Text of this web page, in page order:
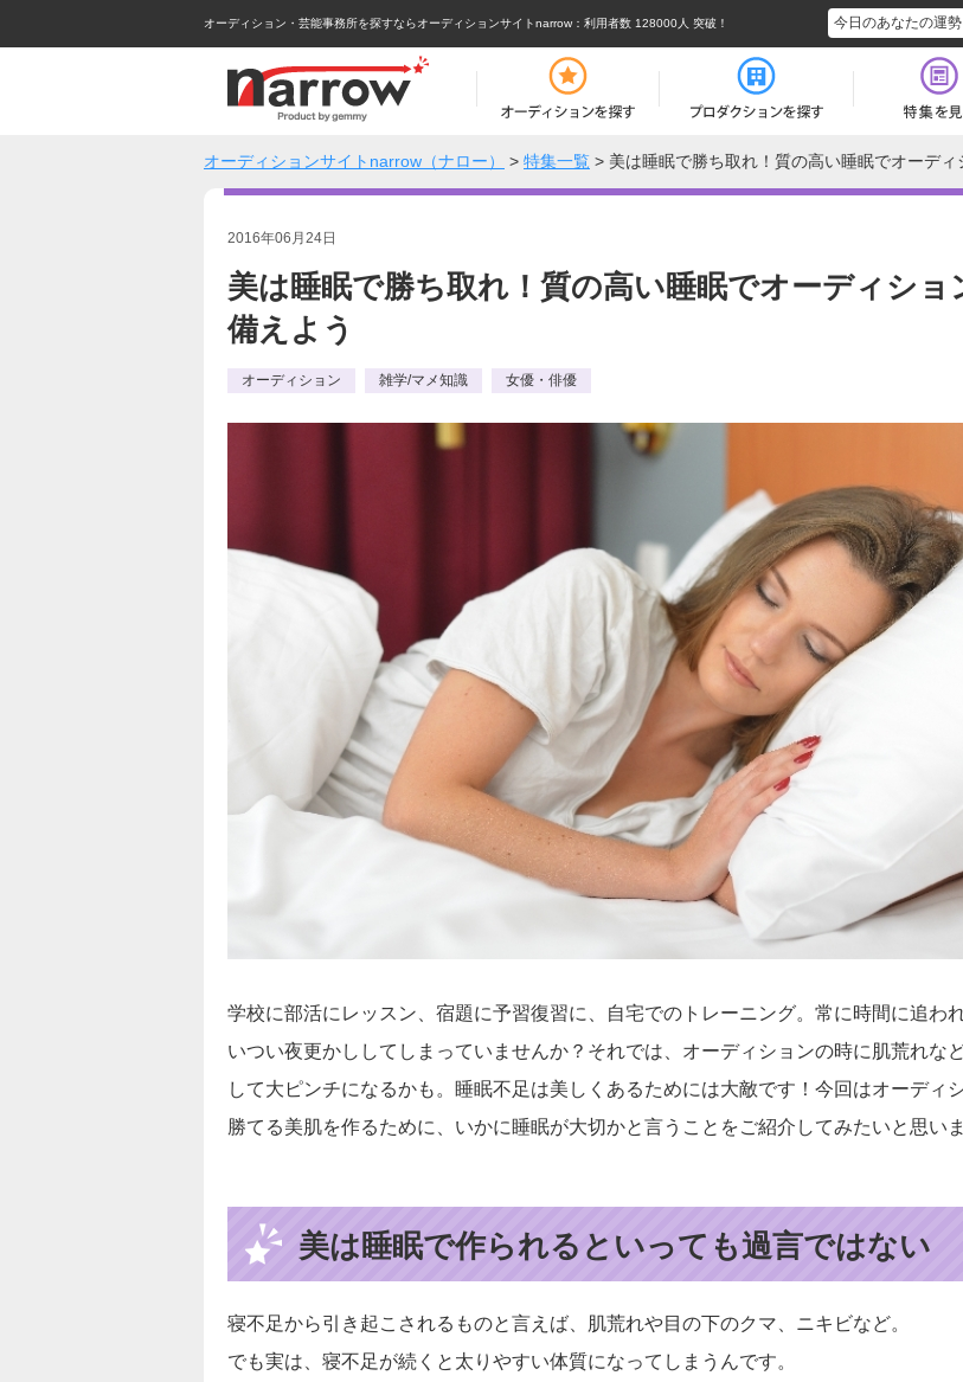
オーディション・芸能事務所を探すならオーディションサイトnarrow ：利用者数 128000人 突破！ 今日のあなたの運勢
オーディションサイトnarrow（ナロー） > 特集一覧 > 美は睡眠で勝ち取れ！質の高い睡眠でオーディ
2016年06月24日
美は睡眠で勝ち取れ！質の高い睡眠でオーディショ
備えよう
オーディション 雑学/マメ知識 女優・俳優
学校に部活にレッスン、宿題に予習復習に、自宅でのトレーニング。常に時間に追わ
いつい夜更かししてしまっていませんか？それでは、オーディションの時に肌荒れな
して大ピンチになるかも。睡眠不足は美しくあるためには大敵です！今回はオーディ
勝てる美肌を作るために、いかに睡眠が大切かと言うことをご紹介してみたいと思いま
美は睡眠で作られるといっても過言ではない
寝不足から引き起こされるものと言えば、肌荒れや目の下のクマ、ニキビなど。
でも実は、寝不足が続くと太りやすい体質になってしまうんです。